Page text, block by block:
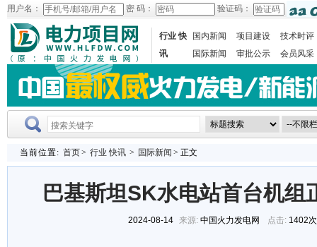
用户名： 密 码： 验证码：
行业 快
讯
国内新闻 项目建设
技术时评
国际新闻
审批公示 会员风采
当前位置: 首页> 行业 快讯 > 国际新闻 > 正文
巴基斯坦SK水电站首台机组
2024-08-14 来源: 中国火力发电网 点击: 1402